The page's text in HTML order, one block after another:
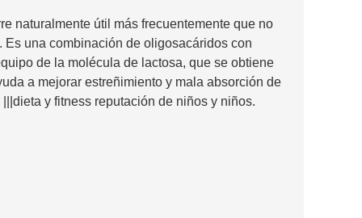
naturalmente útil más frecuentemente que no
una combinación de oligosacáridos con
de la molécula de lactosa, que se obtiene
a mejorar estreñimiento y mala absorción de
y fitness reputación de niños y niños.